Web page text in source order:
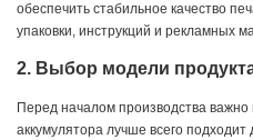
обеспечить стабильное качество
упаковки, инструкций и рекламных
2. Выбор модели
Перед началом производства важно
аккумулятора лучше всего